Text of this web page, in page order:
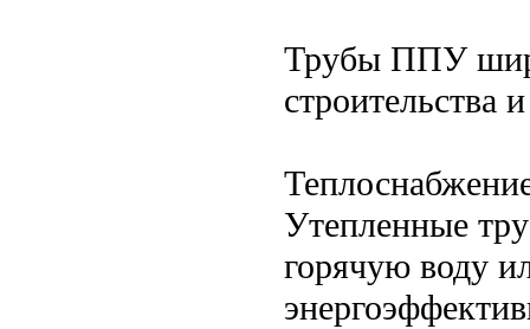
Трубы ППУ
строительства
Утепленные
горячую воду